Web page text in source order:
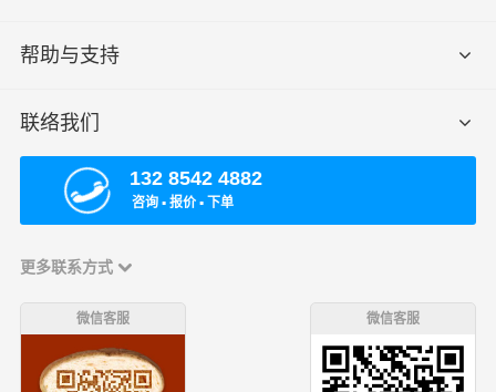
帮助与支持
联络我们
132 8542 4882
咨询 ▪ 报价 ▪ 下单
更多联系方式
微信客服 微信客服